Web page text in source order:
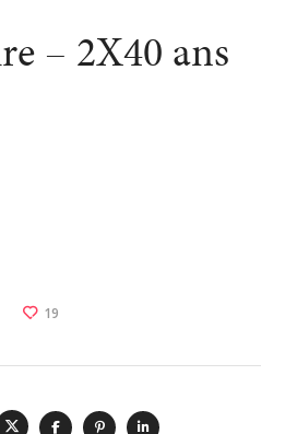
– 2X40 ans
19